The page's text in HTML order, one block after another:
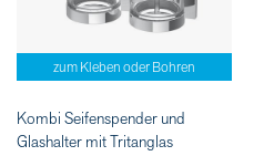
zum Kleben oder Bohren
Kombi Seifenspender und
Glashalter mit Tritanglas